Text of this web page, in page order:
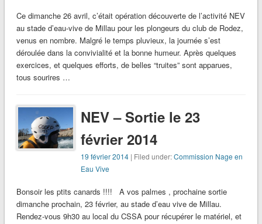
Ce dimanche 26 avril, c’était opération découverte de l’activité NEV
au stade d’eau-vive de Millau pour les plongeurs du club de Rodez,
venus en nombre. Malgré le temps pluvieux, la journée s’est
déroulée dans la convivialité et la bonne humeur. Après quelques
exercices, et quelques efforts, de belles “truites” sont apparues,
tous sourires …
NEV – Sortie le 23
février 2014
19 février 2014 | Filed under:Commission Nage en
Eau Vive
Bonsoir les ptits canards !!!! A vos palmes , prochaine sortie
dimanche prochain, 23 février, au stade d’eau vive de Millau.
Rendez-vous 9h30 au local du CSSA pour récupérer le matériel, et